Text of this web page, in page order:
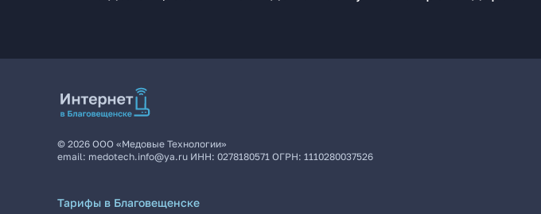
© 2026 ООО «Медовые Технологии»
email: medotech.info@ya.ru ИНН: 0278180571 ОГРН: 1110280037526
Тарифы в Благовещенске